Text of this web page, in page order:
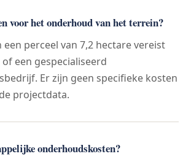
voor het onderhoud van het terrein?
perceel van 7,2 hectare vereist
een gespecialiseerd
Er zijn geen specifieke kosten
projectdata.
onderhoudskosten?